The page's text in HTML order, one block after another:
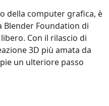
della computer grafica, è
Blender Foundation di
Con il rilascio di
3D più amata da
un ulteriore passo